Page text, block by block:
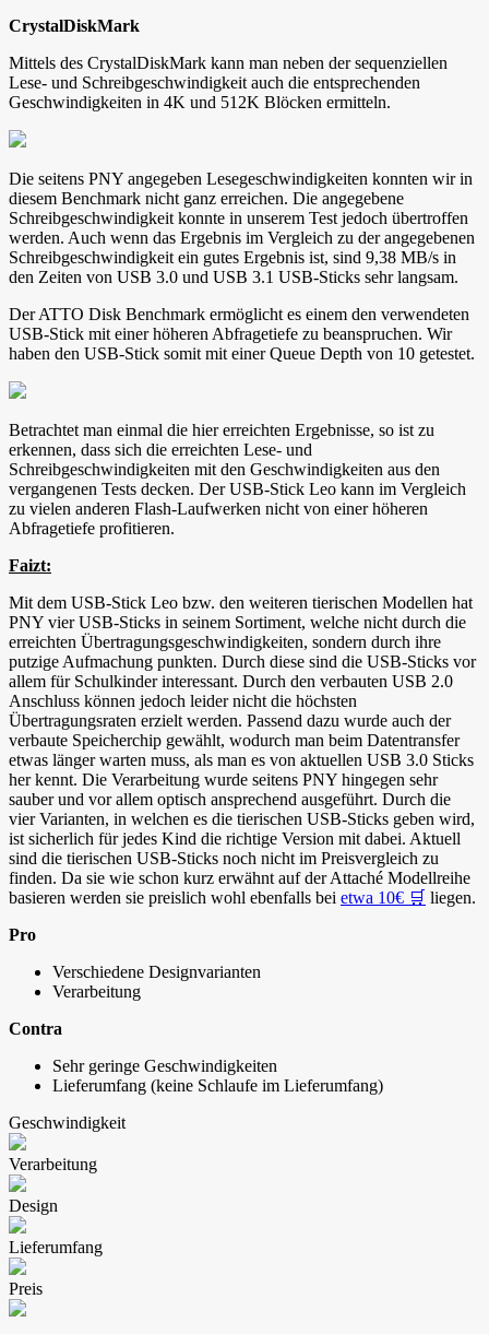
CrystalDiskMark
Mittels des CrystalDiskMark kann man neben der sequenziellen
Lese- und Schreibgeschwindigkeit auch die entsprechenden
Geschwindigkeiten in 4K und 512K Blöcken ermitteln.
Die seitens PNY angegeben Lesegeschwindigkeiten konnten wir in
diesem Benchmark nicht ganz erreichen. Die angegebene
Schreibgeschwindigkeit konnte in unserem Test jedoch übertroffen
werden. Auch wenn das Ergebnis im Vergleich zu der angegebenen
Schreibgeschwindigkeit ein gutes Ergebnis ist, sind 9,38 MB/s in
den Zeiten von USB 3.0 und USB 3.1 USB-Sticks sehr langsam.
Der ATTO Disk Benchmark ermöglicht es einem den verwendeten
USB-Stick mit einer höheren Abfragetiefe zu beanspruchen. Wir
haben den USB-Stick somit mit einer Queue Depth von 10 getestet.
Betrachtet man einmal die hier erreichten Ergebnisse, so ist zu
erkennen, dass sich die erreichten Lese- und
Schreibgeschwindigkeiten mit den Geschwindigkeiten aus den
vergangenen Tests decken. Der USB-Stick Leo kann im Vergleich
zu vielen anderen Flash-Laufwerken nicht von einer höheren
Abfragetiefe profitieren.
Faizt:
Mit dem USB-Stick Leo bzw. den weiteren tierischen Modellen hat
PNY vier USB-Sticks in seinem Sortiment, welche nicht durch die
erreichten Übertragungsgeschwindigkeiten, sondern durch ihre
putzige Aufmachung punkten. Durch diese sind die USB-Sticks vor
allem für Schulkinder interessant. Durch den verbauten USB 2.0
Anschluss können jedoch leider nicht die höchsten
Übertragungsraten erzielt werden. Passend dazu wurde auch der
verbaute Speicherchip gewählt, wodurch man beim Datentransfer
etwas länger warten muss, als man es von aktuellen USB 3.0 Sticks
her kennt. Die Verarbeitung wurde seitens PNY hingegen sehr
sauber und vor allem optisch ansprechend ausgeführt. Durch die
vier Varianten, in welchen es die tierischen USB-Sticks geben wird,
ist sicherlich für jedes Kind die richtige Version mit dabei. Aktuell
sind die tierischen USB-Sticks noch nicht im Preisvergleich zu
finden. Da sie wie schon kurz erwähnt auf der Attaché Modellreihe
basieren werden sie preislich wohl ebenfalls bei etwa 10€ 🛒 liegen.
Pro
Verschiedene Designvarianten
Verarbeitung
Contra
Sehr geringe Geschwindigkeiten
Lieferumfang (keine Schlaufe im Lieferumfang)
Geschwindigkeit
Verarbeitung
Design
Lieferumfang
Preis